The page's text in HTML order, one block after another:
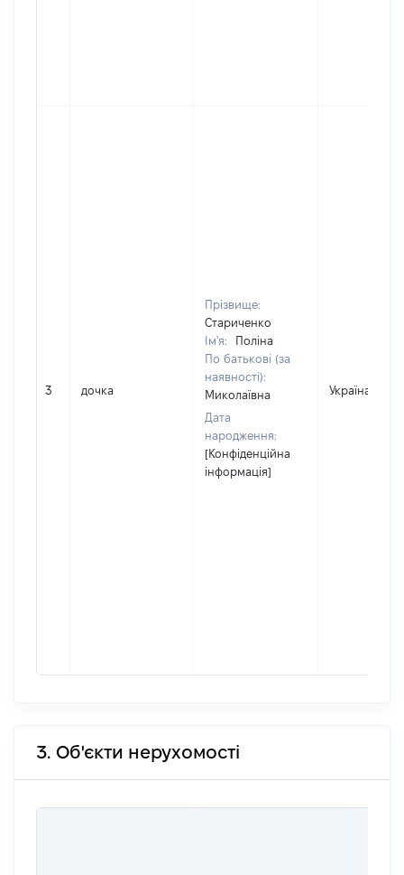
3 дочка
Прізвище:
Стариченко
Ім'я:
Поліна
По батькові (за
наявності):
Миколаївна
Дата
народження:
[Конфіденційна
інформація]
Україна
3. Об'єкти нерухомості